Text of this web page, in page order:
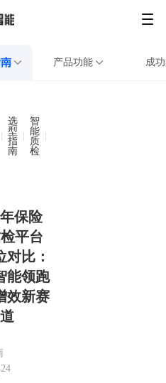
产品功能 成
选
型
指
南
智
能
质
检
保险
平台
对比：
能领跑
效新赛
道